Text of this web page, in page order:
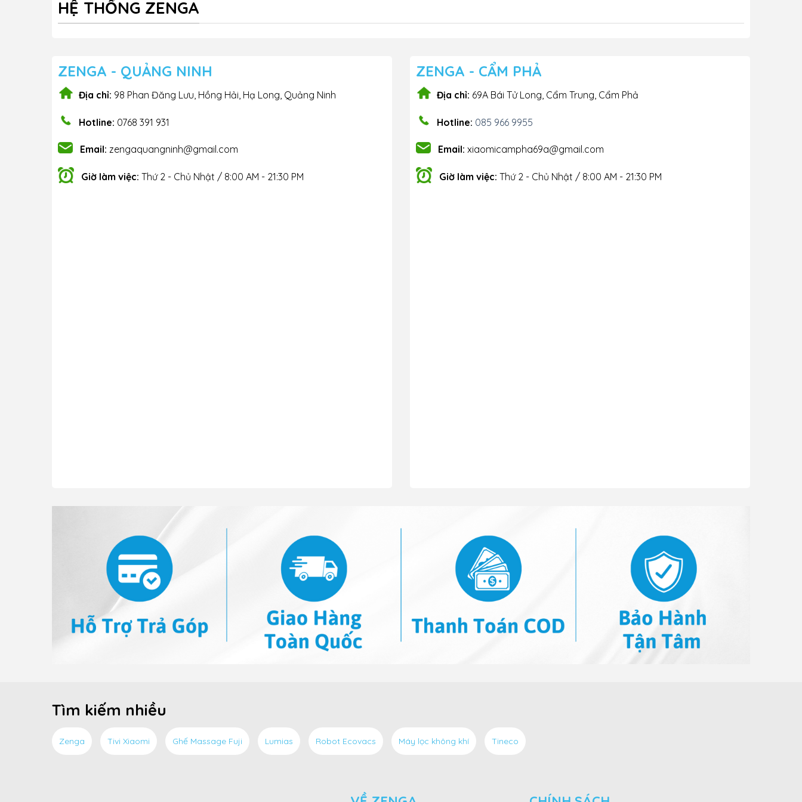
HỆ THỐNG ZENGA
ZENGA - QUẢNG NINH
Địa chỉ: 98 Phan Đăng Lưu, Hồng Hải, Hạ Long, Quảng Ninh
Hotline: 0768 391 931
Email: zengaquangninh@gmail.com
Giờ làm việc: Thứ 2 - Chủ Nhật / 8:00 AM - 21:30 PM
ZENGA - CẨM PHẢ
Địa chỉ: 69A Bái Tử Long, Cẩm Trung, Cẩm Phả
Hotline: 085 966 9955
Email: xiaomicampha69a@gmail.com
Giờ làm việc: Thứ 2 - Chủ Nhật / 8:00 AM - 21:30 PM
Tìm kiếm nhiều
Zenga Tivi Xiaomi Ghế Massage Fuji Lumias Robot Ecovacs Máy lọc không khí Tineco